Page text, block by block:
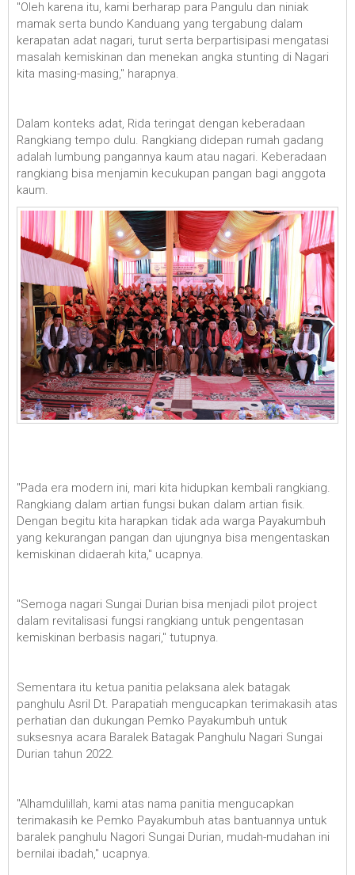
"Oleh karena itu, kami berharap para Pangulu dan niniak
mamak serta bundo Kanduang yang tergabung dalam
kerapatan adat nagari, turut serta berpartisipasi mengatasi
masalah kemiskinan dan menekan angka stunting di Nagari
kita masing-masing," harapnya.
Dalam konteks adat, Rida teringat dengan keberadaan
Rangkiang tempo dulu. Rangkiang didepan rumah gadang
adalah lumbung pangannya kaum atau nagari. Keberadaan
rangkiang bisa menjamin kecukupan pangan bagi anggota
kaum.
"Pada era modern ini, mari kita hidupkan kembali rangkiang.
Rangkiang dalam artian fungsi bukan dalam artian fisik.
Dengan begitu kita harapkan tidak ada warga Payakumbuh
yang kekurangan pangan dan ujungnya bisa mengentaskan
kemiskinan didaerah kita," ucapnya.
"Semoga nagari Sungai Durian bisa menjadi pilot project
dalam revitalisasi fungsi rangkiang untuk pengentasan
kemiskinan berbasis nagari," tutupnya.
Sementara itu ketua panitia pelaksana alek batagak
panghulu Asril Dt. Parapatiah mengucapkan terimakasih atas
perhatian dan dukungan Pemko Payakumbuh untuk
suksesnya acara Baralek Batagak Panghulu Nagari Sungai
Durian tahun 2022.
"Alhamdulillah, kami atas nama panitia mengucapkan
terimakasih ke Pemko Payakumbuh atas bantuannya untuk
baralek panghulu Nagori Sungai Durian, mudah-mudahan ini
bernilai ibadah," ucapnya.